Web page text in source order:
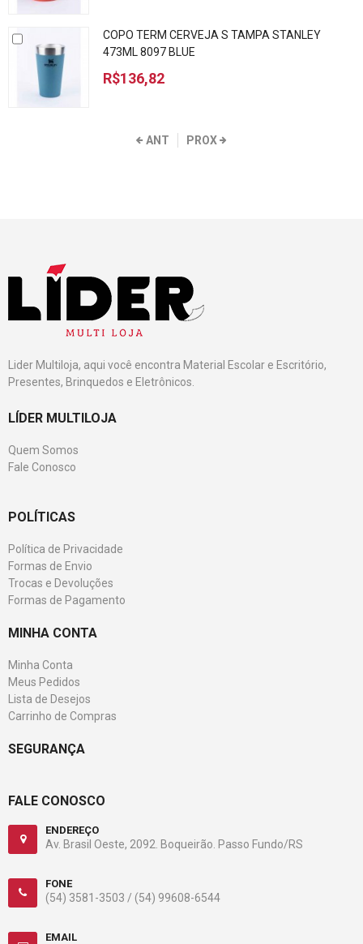
COPO TERM CERVEJA S TAMPA STANLEY
473ML 8097 BLUE
R$136,82
ANT PROX
Lider Multiloja, aqui você encontra Material Escolar e Escritório,
Presentes, Brinquedos e Eletrônicos.
LÍDER MULTILOJA
Quem Somos
Fale Conosco
POLÍTICAS
Política de Privacidade
Formas de Envio
Trocas e Devoluções
Formas de Pagamento
MINHA CONTA
Minha Conta
Meus Pedidos
Lista de Desejos
Carrinho de Compras
SEGURANÇA
FALE CONOSCO
ENDEREÇO
Av. Brasil Oeste, 2092. Boqueirão. Passo Fundo/RS
FONE
(54) 3581-3503 / (54) 99608-6544
EMAIL